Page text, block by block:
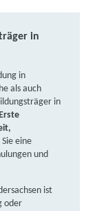
gGmbH |
in
in
als auch
in
eine
und
ist
oder